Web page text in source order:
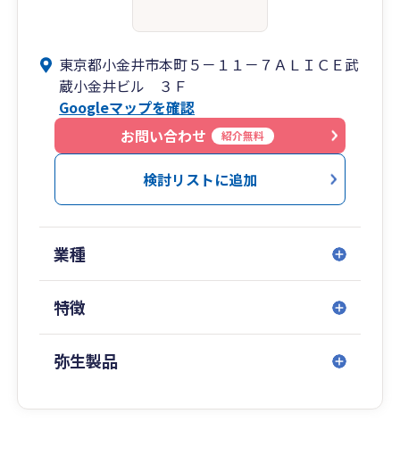
東京都小金井市本町５－１１－７ＡＬＩＣＥ武
蔵小金井ビル ３Ｆ
Googleマップを確認
お問い合わせ
紹介無料
検討リストに追加
業種
特徴
弥生製品